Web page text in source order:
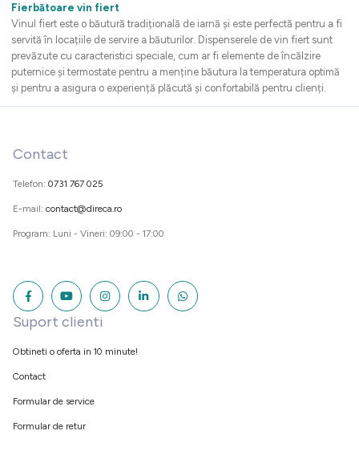
Fierbătoare vin fiert
Vinul fiert este o băutură tradițională de iarnă și este perfectă pentru a fi
servită în locațiile de servire a băuturilor. Dispenserele de vin fiert sunt
prevăzute cu caracteristici speciale, cum ar fi elemente de încălzire
puternice și termostate pentru a menține băutura la temperatura optimă
și pentru a asigura o experiență plăcută și confortabilă pentru clienți.
Contact
Telefon: 0731 767 025
E-mail: contact@direca.ro
Program: Luni - Vineri: 09:00 - 17:00
Suport clienti
Obtineti o oferta in 10 minute!
Contact
Formular de service
Formular de retur